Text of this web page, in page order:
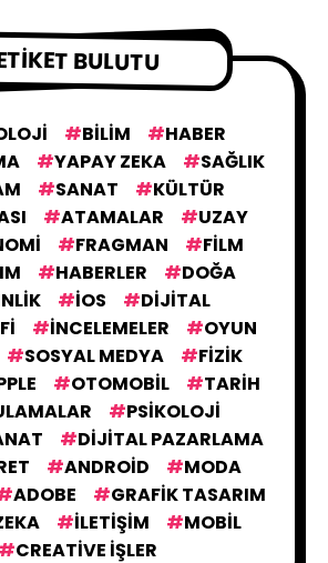
BULUTU
BILIM
HABER
YAPAY ZEKA
SAĞLIK
SANAT
KÜLTÜR
ATAMALAR
UZAY
FRAGMAN
FILM
HABERLER
DOĞA
IOS
DIJITAL
İNCELEMELER
OYUN
SOSYAL MEDYA
FIZIK
OTOMOBIL
TARIH
PSIKOLOJI
DIJITAL PAZARLAMA
ANDROID
MODA
ADOBE
GRAFIK TASARIM
İLETIŞIM
MOBIL
CREATIVE İŞLER